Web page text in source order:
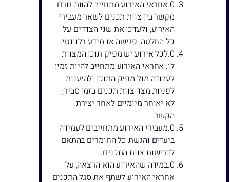
אחראי האירוע מתחייב להוות גורם
מקשר בין צוות תכנים לשאר מעבירי
האירוע, ולעדכן את שני הצדדים על
כל החלטה, פגישה או מידע רלוונטי.
לכל אירוע יש מפיק תוכן המצוות
לו. אחראי האירוע מתחייב להיות זמין
לעבודה מול מפיק התוכן ולהיענות
לפניות מצד צוות תכנים בזמן סביר,
לא יאוחר מיומיים לאחר יצירת
הקשר.
מעבירי האירוע מתחייבים לעמידה
ביעדים והגשת כל החומרים בהתאם
לדרישות צוות התכנים.
במידה שהאירוע הוא הרצאה, על
אחראי האירוע לשתף את סגל התכנים